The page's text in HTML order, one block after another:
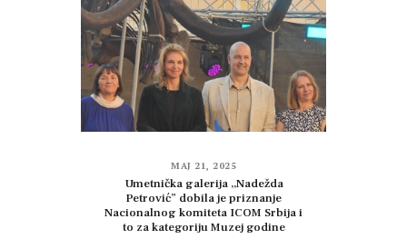
MAJ 21, 2025
Umetnička galerija ,,Nadežda
Petrović” dobila je priznanje
Nacionalnog komiteta ICOM Srbija i
to za kategoriju Muzej godine